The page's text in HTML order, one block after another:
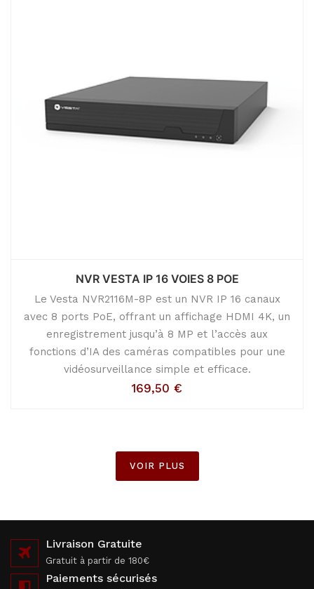
NVR VESTA IP 16 VOIES 8 POE
Le Vesta NVR2116M-8P est un NVR IP 16 canaux
avec 8 ports PoE, offrant un affichage HDMI 4K, un
enregistrement jusqu’à 8 MP et l’accès aux
fonctions d’IA des caméras compatibles pour une
vidéosurveillance simple et efficace.
169,50 €
VOIR PLUS
Livraison Gratuite
Gratuit à partir de 180€
Paiements sécurisés